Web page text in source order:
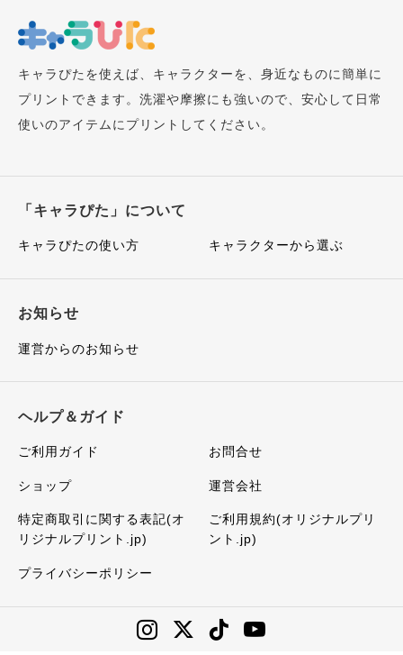
キャラぴたを使えば、キャラクターを、身近なものに簡単に
プリントできます。洗濯や摩擦にも強いので、安心して日常
使いのアイテムにプリントしてください。
「キャラぴた」について
キャラぴたの使い方 キャラクターから選ぶ
お知らせ
運営からのお知らせ
ヘルプ＆ガイド
ご利用ガイド お問合せ
ショップ 運営会社
特定商取引に関する表記(オ
リジナルプリント.jp)
ご利用規約(オリジナルプリ
ント.jp)
プライバシーポリシー